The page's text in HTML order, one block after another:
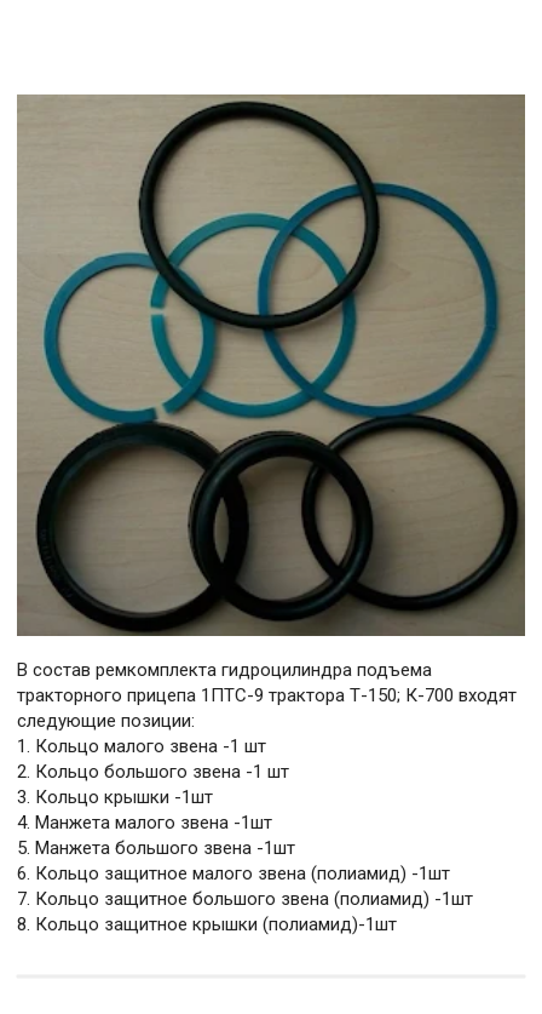
В состав ремкомплекта гидроцилиндра подъема
тракторного прицепа 1ПТС-9 трактора Т-150; К-700 входят
следующие позиции:
1. Кольцо малого звена -1 шт
2. Кольцо большого звена -1 шт
3. Кольцо крышки -1шт
4. Манжета малого звена -1шт
5. Манжета большого звена -1шт
6. Кольцо защитное малого звена (полиамид) -1шт
7. Кольцо защитное большого звена (полиамид) -1шт
8. Кольцо защитное крышки (полиамид)-1шт